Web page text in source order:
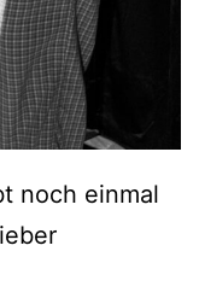
noch einmal